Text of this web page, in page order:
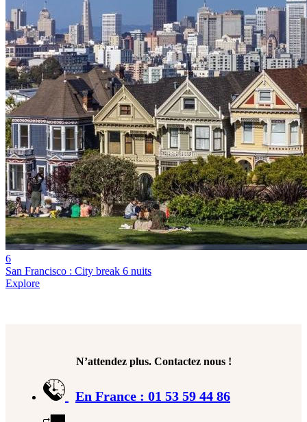
6
San Francisco : City break 6 nuits
Explore
N’attendez plus. Contactez nous !
En France : 01 53 59 44 86